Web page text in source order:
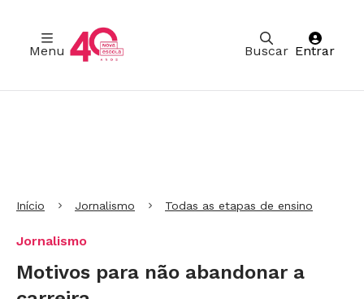
Buscar
Menu Entrar
Início Jornalismo Todas as etapas de ensino
Jornalismo
Motivos para não abandonar a